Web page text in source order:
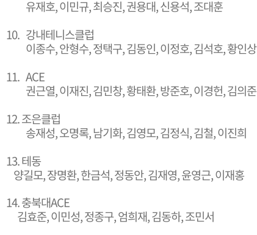
유재호, 이민규, 최승진, 권용대, 신용석, 조대훈
10. 강내테니스클럽
이종수, 안형수, 정택구, 김동인, 이정호, 김석호, 황인상
11. ACE
권근열, 이재진, 김민창, 황태환, 방준호, 이경헌, 김의준
12.조은클럽
송재성, 오명록, 남기화, 김영모, 김정식, 김철, 이진희
13. 테동
양길모, 장명환, 한금석, 정동안, 김재영, 윤영근, 이재홍
14. 충북대ACE
김효준, 이민성, 정종구, 엄희재, 김동하, 조민서